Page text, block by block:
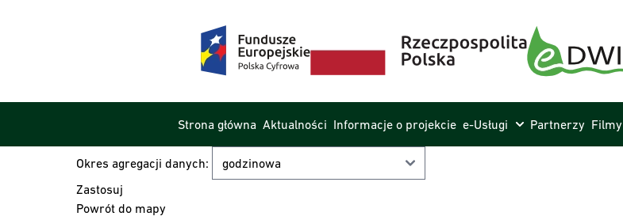
Strona główna Aktualności Informacje o projekcie e-Usługi Partnerzy Filmy
Okres agregacji danych:
Powrót do mapy